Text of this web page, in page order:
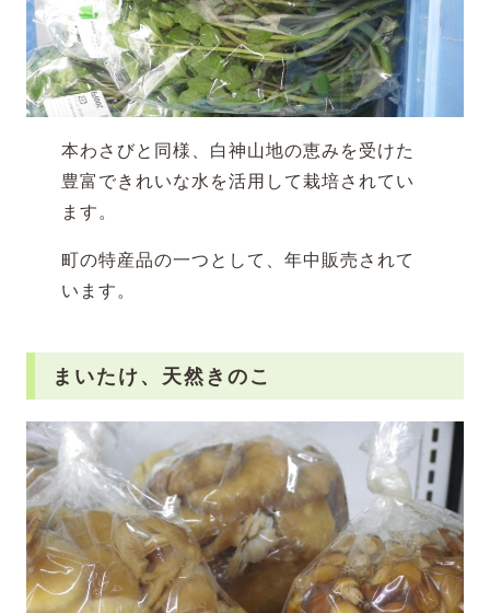
本わさびと同様、白神山地の恵みを受けた
豊富できれいな水を活用して栽培されてい
ます。
町の特産品の一つとして、年中販売されて
います。
まいたけ、天然きのこ